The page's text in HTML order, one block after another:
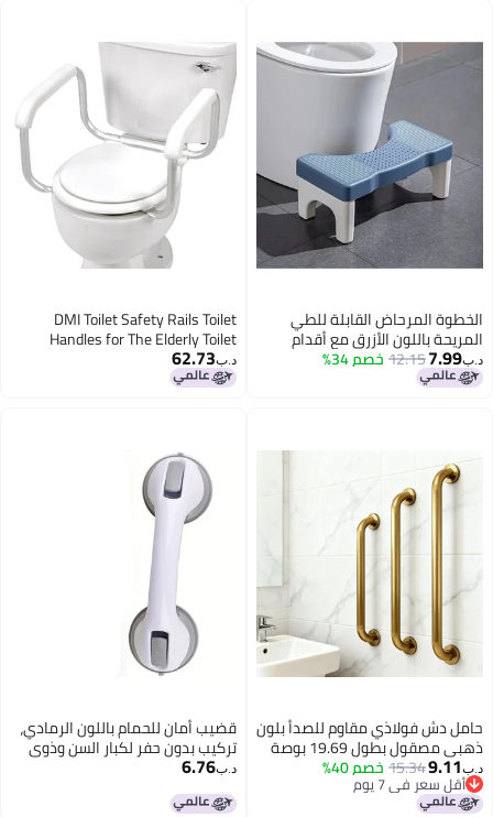
الخطوة المرحاض القابلة للطي
المريحة باللون الأزرق مع أقدام
مقاومة للانزلاق وزاوية 35 درجة
د.ب‏7.99
12.15خصم 34%
DMI Toilet Safety Rails Toilet
Handles for The Elderly Toilet
Safety Handrails Frame Easy
Assembly with no Tools, White
د.ب‏62.73
حامل دش فولاذي مقاوم للصدأ بلون
ذهبي مصقول بطول 19.69 بوصة
مقبض أمان غير قابل للانزلاق
للمرحاض
د.ب‏9.11
15.34خصم 40%
أقل سعر في 7 يوم
أقل سعر في 7 يوم
قضيب أمان للحمام باللون الرمادي،
تركيب بدون حفر لكبار السن وذوي
الاحتياجات الخاصة
د.ب‏6.76